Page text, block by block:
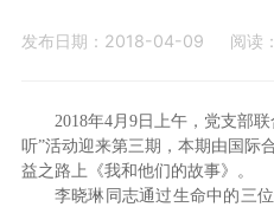
发布日期：2018-04-09 阅读
2018年4月9日上午，党支部
听”活动迎来第三期，本期由国际
益之路上《我和他们的故事》。
李晓琳同志通过生命中的三